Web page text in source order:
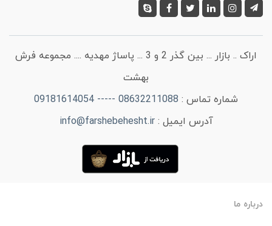
اراک .. بازار ... بین گذر 2 و 3 ... پاساژ مهدیه .... مجموعه فرش
بهشت
شماره تماس : 08632211088 ----- 09181614054
آدرس ایمیل :info@farshebehesht.ir
درباره ما